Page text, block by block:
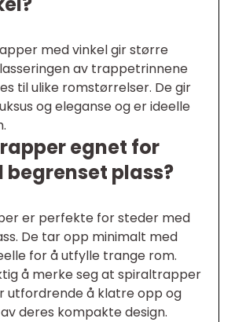
med vinkel gir større
av trappetrinnene
til ulike romstørrelser. De gir
og eleganse og er ideelle
egnet for
begrenset plass?
er perfekte for steder med
De tar opp minimalt med
for å utfylle trange rom.
å merke seg at spiraltrapper
utfordrende å klatre opp og
deres kompakte design.